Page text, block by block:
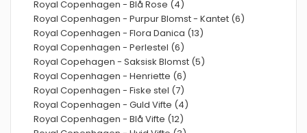
Royal Copenhagen - Blå Rose (4)
Royal Copenhagen - Purpur Blomst - Kantet (6)
Royal Copenhagen - Flora Danica (13)
Royal Copenhagen - Perlestel (6)
Royal Copehagen - Saksisk Blomst (5)
Royal Copenhagen - Henriette (6)
Royal Copenhagen - Fiske stel (7)
Royal Copenhagen - Guld Vifte (4)
Royal Copenhagen - Blå Vifte (12)